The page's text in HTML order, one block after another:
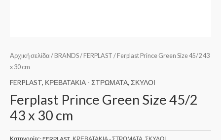
Αρχική σελίδα / BRANDS/ FERPLAST / Ferplast Prince Green Size 45/2 43
x 30 cm
FERPLAST, ΚΡΕΒΑΤΑΚΙΑ - ΣΤΡΩΜΑΤΑ, ΣΚΥΛΟΙ
Ferplast Prince Green Size 45/2
43 x 30 cm